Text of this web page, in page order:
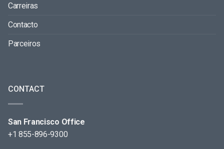
Carreiras
Contacto
Parceiros
CONTACT
San Francisco Office
+1 855-896-9300